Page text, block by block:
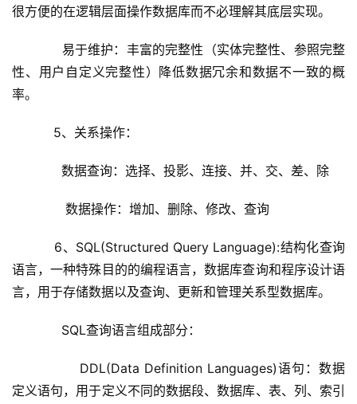
很方便的在逻辑层面操作数据库而不必理解其底层实现。
易于维护：丰富的完整性（实体完整性、参照完整
性、用户自定义完整性）降低数据冗余和数据不一致的概
率。
5、关系操作：
数据查询：选择、投影、连接、并、交、差、除
数据操作：增加、删除、修改、查询
6、SQL(Structured Query Language):结构化查询
语言，一种特殊目的的编程语言，数据库查询和程序设计语
言，用于存储数据以及查询、更新和管理关系型数据库。
SQL查询语言组成部分：
DDL(Data Definition Languages)语句：数据
定义语句，用于定义不同的数据段、数据库、表、列、索引